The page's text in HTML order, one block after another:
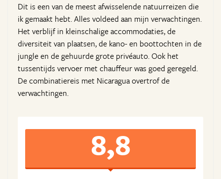
Dit is een van de meest afwisselende natuurreizen die
ik gemaakt hebt. Alles voldeed aan mijn verwachtingen.
Het verblijf in kleinschalige accommodaties, de
diversiteit van plaatsen, de kano- en boottochten in de
jungle en de gehuurde grote privéauto. Ook het
tussentijds vervoer met chauffeur was goed geregeld.
De combinatiereis met Nicaragua overtrof de
verwachtingen.
8,8